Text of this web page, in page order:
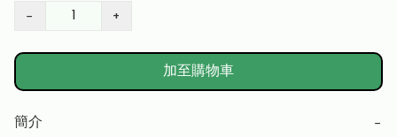
− +
加至購物車
簡介 −